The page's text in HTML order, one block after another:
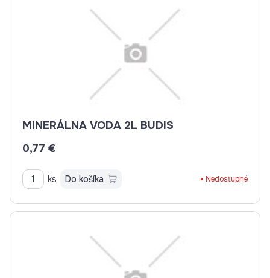
MINERÁLNA VODA 2L BUDIS
0,77 €
ks Do košíka Nedostupné